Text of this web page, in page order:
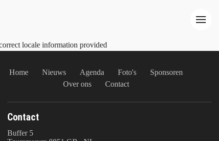
locale information provided
Home Nieuws Agenda Foto's
Sponsoren
Over ons
Contact
Contact
Buffer 5